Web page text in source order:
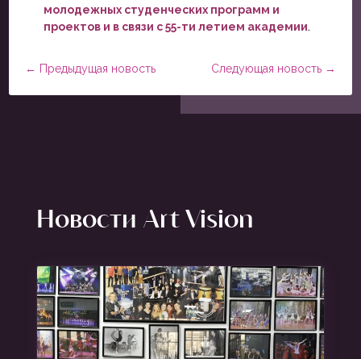
молодежных студенческих программ и
проектов и в связи с 55-ти летием академии.
← Предыдущая новость Следующая новость→
Новости Art Vision